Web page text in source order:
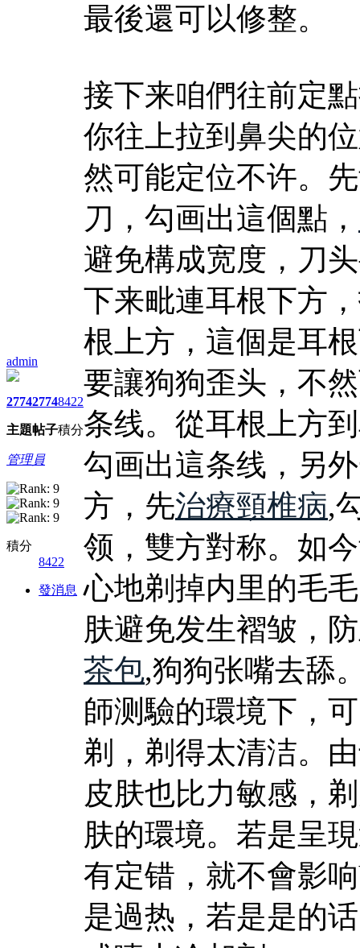
admin
2774
主題
2774
帖子
8422
積分
管理員
積分
8422
發消息
最後還可以修整。
接下来咱們往前定
你往上拉到鼻尖的
然可能定位不许。
刀，勾画出這個點，
避免構成宽度，刀
下来毗連耳根下方
根上方，這個是耳
要讓狗狗歪头，不
条线。從耳根上方
勾画出這条线，另
方，先治療頸椎病,
领，雙方對称。如
心地剃掉内里的毛
肤避免发生褶皱，
茶包,狗狗张嘴去舔
師测驗的環境下，
剃，剃得太清洁。
皮肤也比力敏感，
肤的環境。若是呈
有定错，就不會影
是過热，若是是的